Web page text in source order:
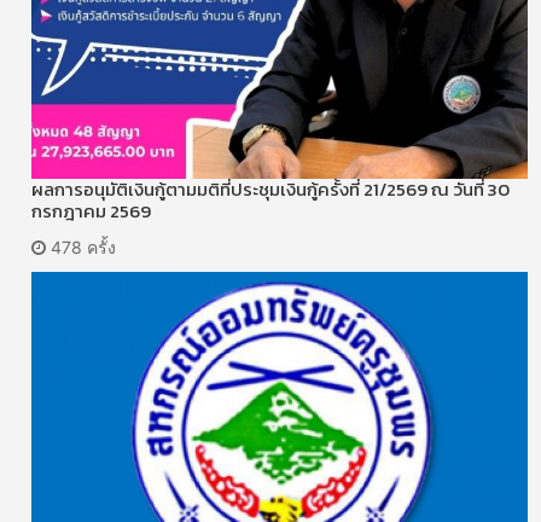
ผลการอนุมัติเงินกู้ตามมติที่ประชุมเงินกู้ครั้งที่ 21/2569 ณ วันที่ 30
กรกฎาคม 2569
478 ครั้ง